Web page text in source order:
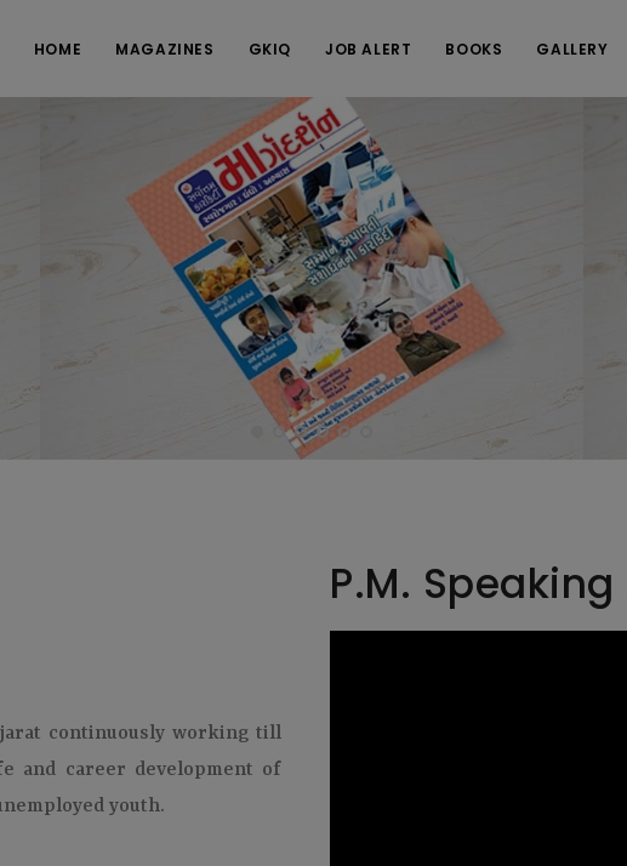
HOME MAGAZINES GKIQ JOB ALERT BOOKS GALLERY
continuously working till
and career development of
youth.
P.M.